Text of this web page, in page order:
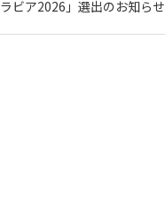
ラビア2026」選出のお知らせ